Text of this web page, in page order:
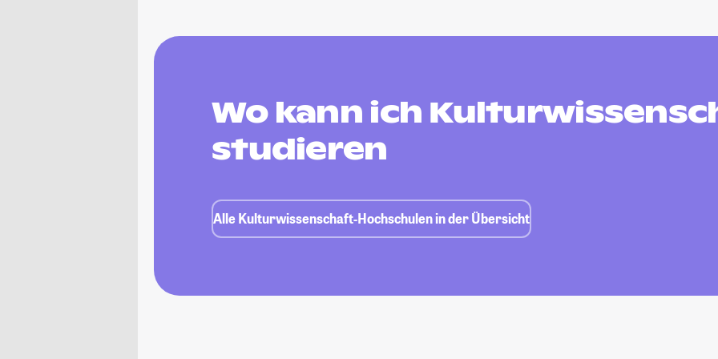
Wo kann ich
studieren
Alle Kulturwissenschaft-Hochschulen in der Übersicht